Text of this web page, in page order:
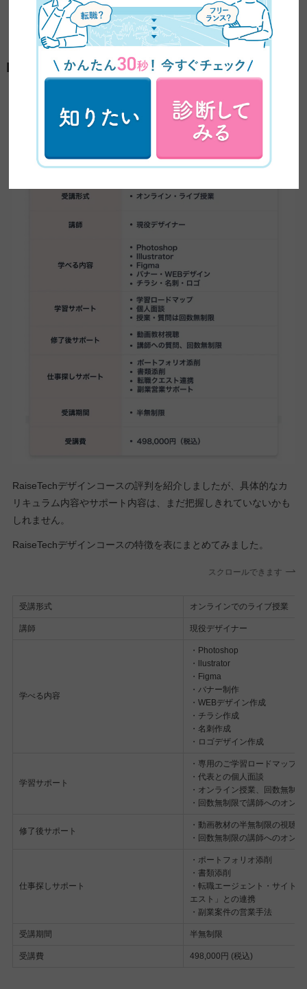
RaiseTechデザインコースの特徴と受講メリッ
RaiseTechデザインコースの評判を紹介しましたが、具体的なカ
リキュラム内容やサポート内容は、まだ把握しきれていないかも
しれません。
RaiseTechデザインコースの特徴を表にまとめてみました。
スクロールできます
受講形式 オンラインでのライブ授業
講師 現役デザイナー
学べる内容
・Photoshop
・llustrator
・Figma
・バナー制作
・WEBデザイン作成
・チラシ作成
・名刺作成
・ロゴデザイン作成
学習サポート
・専用のご学習ロードマップ作
・代表との個人面談
・オンライン授業、回数無制
・回数無制限で講師へのオン
修了後サポート
・動画教材の半無制限の視聴権
・回数無制限の講師へのオン
仕事探しサポート
・ポートフォリオ添削
・書類添削
・転職エージェント・サイト
エスト」との連携
・副業案件の営業手法
受講期間 半無制限
受講費 498,000円 (税込)